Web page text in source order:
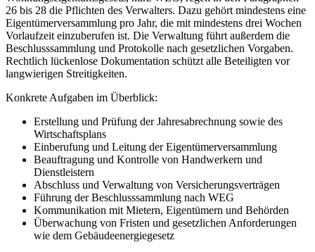
26 bis 28 die Pflichten des Verwalters. Dazu gehört mindestens eine
Eigentümerversammlung pro Jahr, die mit mindestens drei Wochen
Vorlaufzeit einzuberufen ist. Die Verwaltung führt außerdem die
Beschlusssammlung und Protokolle nach gesetzlichen Vorgaben.
Rechtlich lückenlose Dokumentation schützt alle Beteiligten vor
langwierigen Streitigkeiten.
Konkrete Aufgaben im Überblick:
Erstellung und Prüfung der Jahresabrechnung sowie des
Wirtschaftsplans
Einberufung und Leitung der Eigentümerversammlung
Beauftragung und Kontrolle von Handwerkern und
Dienstleistern
Abschluss und Verwaltung von Versicherungsverträgen
Führung der Beschlusssammlung nach WEG
Kommunikation mit Mietern, Eigentümern und Behörden
Überwachung von Fristen und gesetzlichen Anforderungen
wie dem Gebäudeenergiegesetz